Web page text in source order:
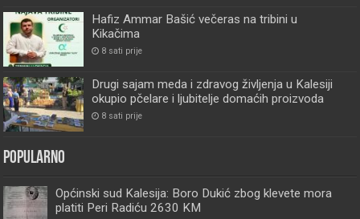
Hafiz Ammar Bašić večeras na tribini u
Kikačima
8 sati prije
Drugi sajam meda i zdravog življenja u Kalesiji
okupio pčelare i ljubitelje domaćih proizvoda
8 sati prije
Popularno
Općinski sud Kalesija: Boro Dukić zbog klevete mora
platiti Peri Radiću 2630 KM